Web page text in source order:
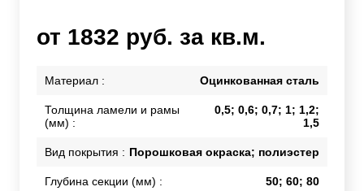
от 1832 руб. за кв.м.
Материал : Оцинкованная сталь
Толщина ламели и рамы
(мм) :
0,5; 0,6; 0,7; 1; 1,2;
1,5
Вид покрытия : Порошковая окраска; полиэстер
Глубина секции (мм) : 50; 60; 80